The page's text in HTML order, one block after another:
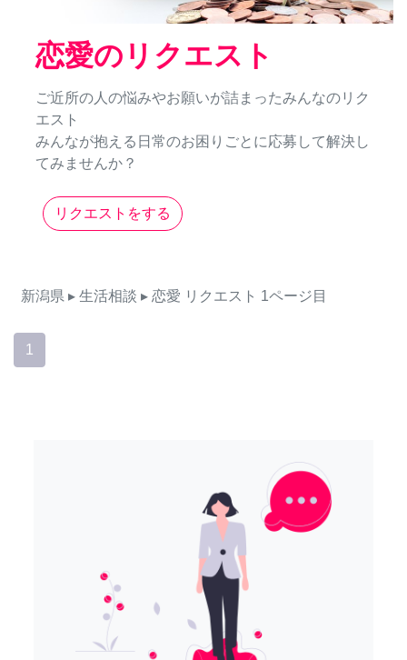
恋愛のリクエスト
ご近所の人の悩みやお願いが詰まったみんなのリク
エスト
みんなが抱える日常のお困りごとに応募して解決し
てみませんか？
リクエストをする
新潟県 ▸ 生活相談 ▸ 恋愛 リクエスト 1ページ目
1